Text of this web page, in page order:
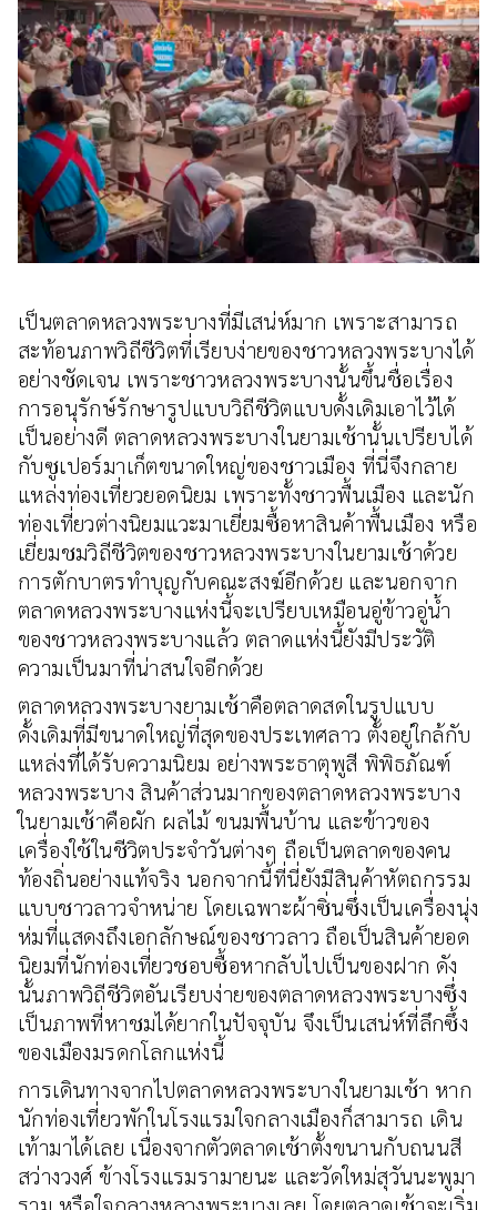
เป็นตลาดหลวงพระบางที่มีเสน่ห์มาก เพราะสามารถ
สะท้อนภาพวิถีชีวิตที่เรียบง่ายของชาวหลวงพระบางได้
อย่างชัดเจน เพราะชาวหลวงพระบางนั้นขึ้นชื่อเรื่อง
การอนุรักษ์รักษารูปแบบวิถีชีวิตแบบดั้งเดิมเอาไว้ได้
เป็นอย่างดี ตลาดหลวงพระบางในยามเช้านั้นเปรียบได้
กับซูเปอร์มาเก็ตขนาดใหญ่ของชาวเมือง ที่นี่จึงกลาย
แหล่งท่องเที่ยวยอดนิยม เพราะทั้งชาวพื้นเมือง และนัก
ท่องเที่ยวต่างนิยมแวะมาเยี่ยมซื้อหาสินค้าพื้นเมือง หรือ
เยี่ยมชมวิถีชีวิตของชาวหลวงพระบางในยามเช้าด้วย
การตักบาตรทำบุญกับคณะสงฆ์อีกด้วย และนอกจาก
ตลาดหลวงพระบางแห่งนี้จะเปรียบเหมือนอู่ข้าวอู่น้ำ
ของชาวหลวงพระบางแล้ว ตลาดแห่งนี้ยังมีประวัติ
ความเป็นมาที่น่าสนใจอีกด้วย
ตลาดหลวงพระบางยามเช้าคือตลาดสดในรูปแบบ
ดั้งเดิมที่มีขนาดใหญ่ที่สุดของประเทศลาว ตั้งอยู่ใกล้กับ
แหล่งที่ได้รับความนิยม อย่างพระธาตุพูสี พิพิธภัณฑ์
หลวงพระบาง สินค้าส่วนมากของตลาดหลวงพระบาง
ในยามเช้าคือผัก ผลไม้ ขนมพื้นบ้าน และข้าวของ
เครื่องใช้ในชีวิตประจำวันต่างๆ ถือเป็นตลาดของคน
ท้องถิ่นอย่างแท้จริง นอกจากนี้ที่นี่ยังมีสินค้าหัตถกรรม
แบบชาวลาวจำหน่าย โดยเฉพาะผ้าซิ่นซึ่งเป็นเครื่องนุ่ง
ห่มที่แสดงถึงเอกลักษณ์ของชาวลาว ถือเป็นสินค้ายอด
นิยมที่นักท่องเที่ยวชอบซื้อหากลับไปเป็นของฝาก ดัง
นั้นภาพวิถีชีวิตอันเรียบง่ายของตลาดหลวงพระบางซึ่ง
เป็นภาพที่หาชมได้ยากในปัจจุบัน จึงเป็นเสน่ห์ที่ลึกซึ้ง
ของเมืองมรดกโลกแห่งนี้
การเดินทางจากไปตลาดหลวงพระบางในยามเช้า หาก
นักท่องเที่ยวพักในโรงแรมใจกลางเมืองก็สามารถ เดิน
เท้ามาได้เลย เนื่องจากตัวตลาดเช้าตั้งขนานกับถนนสี
สว่างวงศ์ ข้างโรงแรมรามายนะ และวัดใหม่สุวันนะพูมา
ราม หรือใจกลางหลวงพระบางเลย โดยตลาดเช้าจะเริ่ม